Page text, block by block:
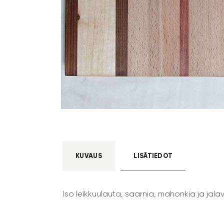
KUVAUS LISÄTIEDOT
Iso leikkuulauta, saarnia, mahonkia ja